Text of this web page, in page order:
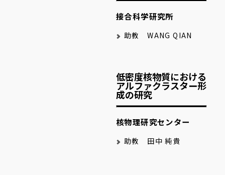
接合科学研究所
助教 WANG QIAN
低密度核物質における
アルファクラスター形
成の研究
核物理研究センター
助教 田中 純貴